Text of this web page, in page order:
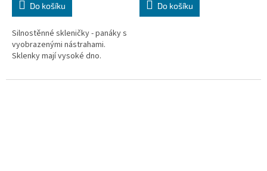
Do košíku
Silnostěnné skleničky - panáky s
vyobrazenými nástrahami.
Sklenky mají vysoké dno.
Do košíku